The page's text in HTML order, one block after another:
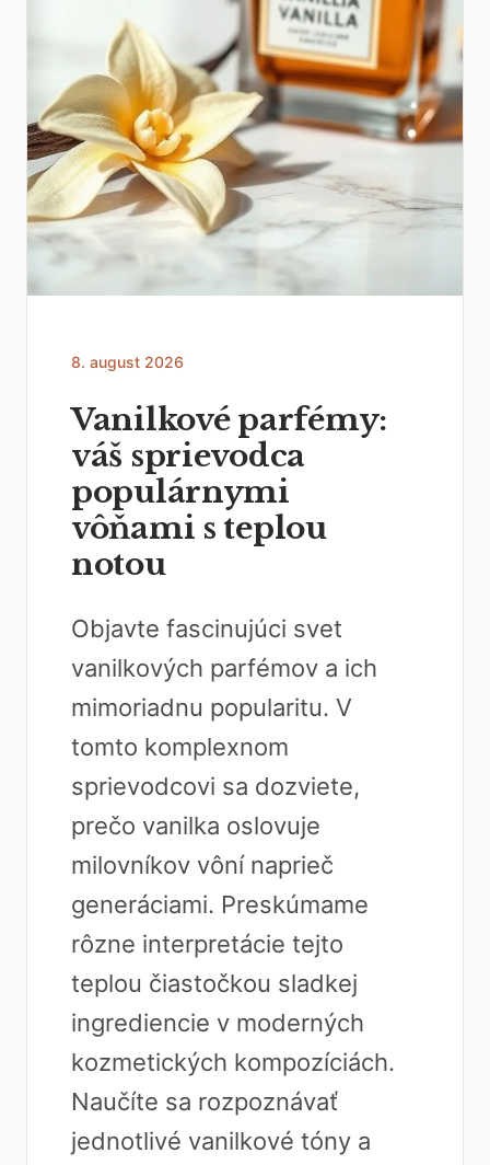
8. august 2026
Vanilkové parfémy:
váš sprievodca
populárnymi
vôňami s teplou
notou
Objavte fascinujúci svet
vanilkových parfémov a ich
mimoriadnu popularitu. V
tomto komplexnom
sprievodcovi sa dozviete,
prečo vanilka oslovuje
milovníkov vôní naprieč
generáciami. Preskúmame
rôzne interpretácie tejto
teplou čiastočkou sladkej
ingrediencie v moderných
kozmetických kompozíciách.
Naučíte sa rozpoznávať
jednotlivé vanilkové tóny a